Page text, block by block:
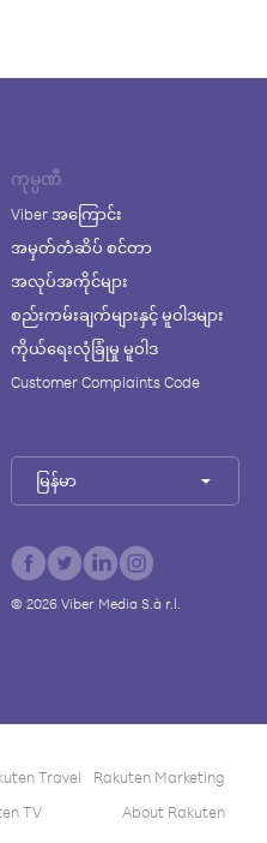
ကုမ္ပဏီ
Viber အကြောင်း
အမှတ်တံဆိပ် စင်တာ
အလုပ်အကိုင်များ
စည်းကမ်းချက်များနှင့် မူဝါဒများ
ကိုယ်ရေးလုံခြုံမှု မူဝါဒ
Customer Complaints Code
မြန်မာ
© 2026Viber Media S.à r.l.
Travel
Rakuten Marketing
TV About Rakuten